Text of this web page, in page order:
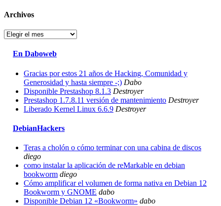
Archivos
Archivos
En Daboweb
Gracias por estos 21 años de Hacking, Comunidad y
Generosidad y hasta siempre -;) Dabo
Disponible Prestashop 8.1.3 Destroyer
Prestashop 1.7.8.11 versión de mantenimiento Destroyer
Liberado Kernel Linux 6.6.9 Destroyer
DebianHackers
Teras a cholón o cómo terminar con una cabina de discos
diego
como instalar la aplicación de reMarkable en debian
bookworm diego
Cómo amplificar el volumen de forma nativa en Debian 12
Bookworm y GNOME dabo
Disponible Debian 12 «Bookworm» dabo